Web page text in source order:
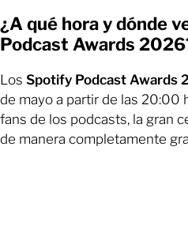
¿A qué hora y dónde
Podcast Awards
Los Spotify Podcast Awards
de mayo a partir de las 20:00
fans de los podcasts, la gran
de manera completamente